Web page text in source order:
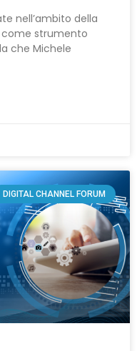
nell’ambito della
come strumento
che Michele
DIGITAL CHANNEL FORUM